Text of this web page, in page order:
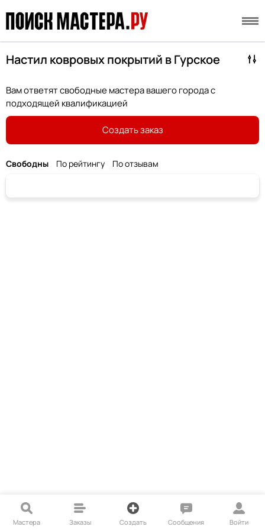
Настил ковровых покрытий в Гурское
Вам ответят свободные мастера вашего города с
подходящей квалификацией
Создать заказ
Свободны По рейтингу По отзывам
Мастера Заказы Создать Сообщения Войти